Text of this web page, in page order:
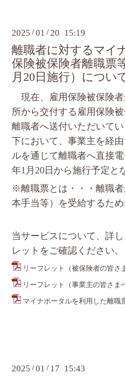
2025 /01 / 20 15:19
離職者に対するマイ
保険被保険者離職票
月20日施行）につい
現在、雇用保険被保険
所から交付する雇用保険
離職者へ送付いただいて
下において、事業主を経
ルを通じて離職者へ直接
年1月20日から施行予定と
※離職票とは・・・離職
本手当等）を受給するた
当サービスについて、詳
レットをご確認ください。
リーフレット（被保険者の皆さ
リーフレット（事業主の皆さま
マイナポータルを利用した離職
2025 /01 / 17 15:43